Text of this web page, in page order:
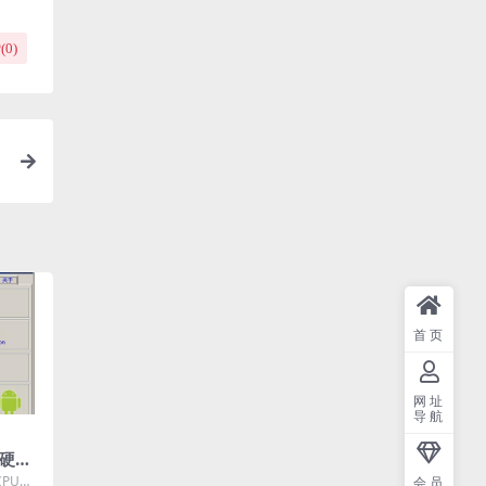
0)
件
间
检
首页
网址
导航
会员